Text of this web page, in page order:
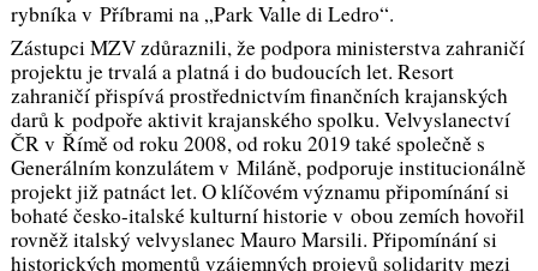
rybníka v Příbrami na „Park Valle di Ledro“.
Zástupci MZV zdůraznili, že podpora ministerstva zahraničí
projektu je trvalá a platná i do budoucích let. Resort
zahraničí přispívá prostřednictvím finančních krajanských
darů k podpoře aktivit krajanského spolku. Velvyslanectví
ČR v Římě od roku 2008, od roku 2019 také společně s
Generálním konzulátem v Miláně, podporuje institucionálně
projekt již patnáct let. O klíčovém významu připomínání si
bohaté česko-italské kulturní historie v obou zemích hovořil
rovněž italský velvyslanec Mauro Marsili. Připomínání si
historických momentů vzájemných projevů solidarity mezi